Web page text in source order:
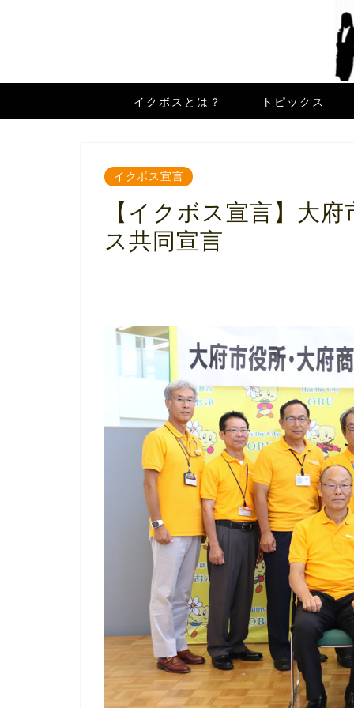
イクボスとは？ トピックス
イクボス宣言
【イクボス宣言】大
ス共同宣言